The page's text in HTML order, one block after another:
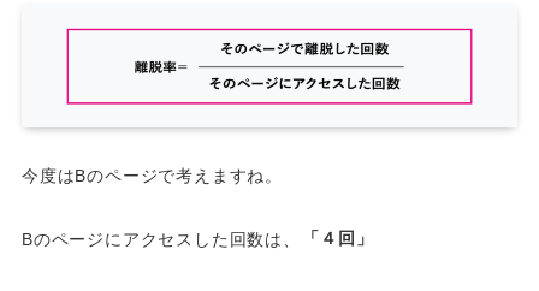
今度はBのページで考えますね。
Bのページにアクセスした回数は、 「４回」